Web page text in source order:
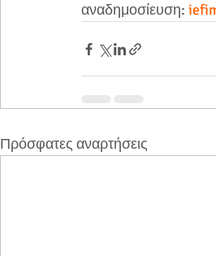
αναδημοσίευση:
Πρόσφατες αναρτήσεις